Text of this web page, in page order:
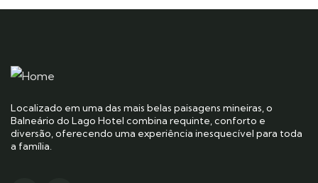
Localizado em uma das mais belas paisagens mineiras, o
Balneário do Lago Hotel combina requinte, conforto e
diversão, oferecendo uma experiência inesquecível para toda
a família.